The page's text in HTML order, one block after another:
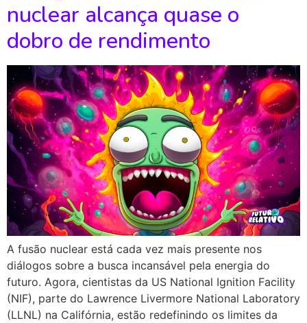
nuclear alcança quase o
dobro de rendimento
A fusão nuclear está cada vez mais presente nos
diálogos sobre a busca incansável pela energia do
futuro. Agora, cientistas da US National Ignition Facility
(NIF), parte do Lawrence Livermore National Laboratory
(LLNL) na Califórnia, estão redefinindo os limites da